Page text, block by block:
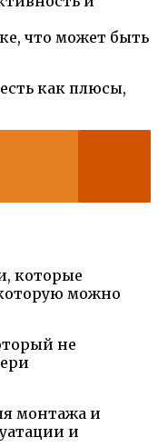
что может быть
как плюсы,
которые
можно
не
монтажа и
и